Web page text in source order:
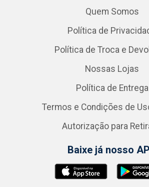
Quem Somos
Política de
Política de Troca e
Nossas Lojas
Política de Entrega
Termos e Condições de
Autorização para
Baixe já nosso